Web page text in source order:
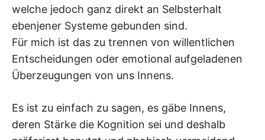
welche jedoch ganz direkt an Selbsterhalt
ebenjener Systeme gebunden sind.
Für mich ist das zu trennen von willentlichen
Entscheidungen oder emotional aufgeladenen
Überzeugungen von uns Innens.
Es ist zu einfach zu sagen, es gäbe Innens,
deren Stärke die Kognition sei und deshalb